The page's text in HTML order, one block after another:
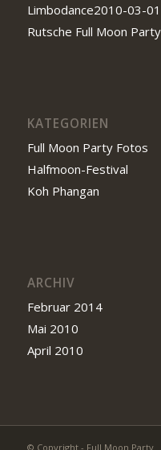
Limbodance2010-03-01
Rutsche Full Moon
KATEGORIEN
Full Moon Party Fotos
Halfmoon-Festival
Koh Phangan
ARCHIV
Februar 2014
Mai 2010
April 2010
© Copyright - Full Moon Party